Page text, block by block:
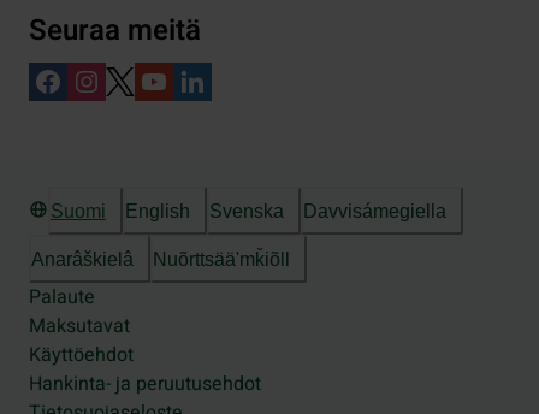
Seuraa meitä
Suomi English Svenska Davvisámegiella
Anarâškielâ Nuõrttsääʹmǩiõll
Palaute
Maksutavat
Käyttöehdot
Hankinta- ja peruutusehdot